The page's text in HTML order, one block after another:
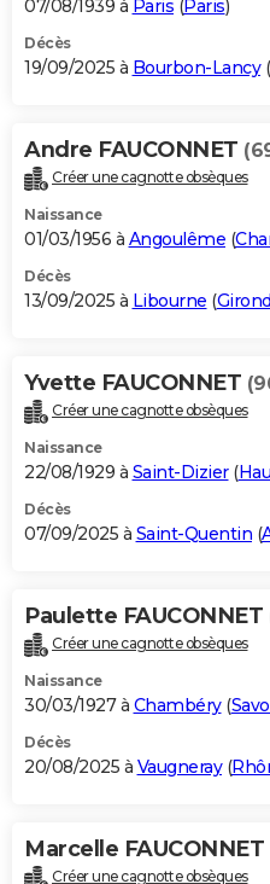
07/08/1939 à Paris (Paris)
Décès
19/09/2025 à Bourbon-Lancy(
Andre FAUCONNET
Créer une cagnotte obsèques
Naissance
01/03/1956 à Angoulême (
Décès
13/09/2025 à Libourne (
Yvette FAUCONNET
Créer une cagnotte obsèques
Naissance
22/08/1929 à Saint-Dizier(
Décès
07/09/2025 à Saint-Quentin (
Paulette FAUCONNET
Créer une cagnotte obsèques
Naissance
30/03/1927 à Chambéry(
Décès
20/08/2025 à Vaugneray(
Marcelle FAUCONNET
Créer une cagnotte obsèques